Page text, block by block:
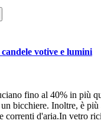
votive e lumini
fino al 40% in più
bicchiere. Inoltre, è più
correnti d'aria.In vetro